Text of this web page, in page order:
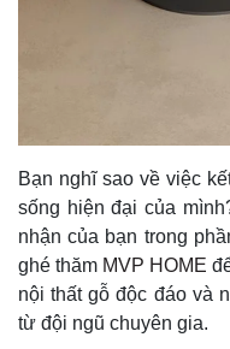
Bạn nghĩ sao về việc
sống hiện đại của
nhận của bạn trong
ghé thăm MVP HOME
nội thất gỗ độc đáo và
từ đội ngũ chuyên gia.